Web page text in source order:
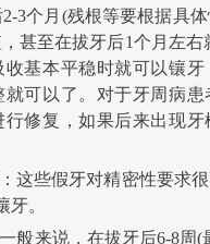
3个月(残根等要根据具
甚至在拔牙后1个月左右
收基本平稳时就可以镶
可以了。对于牙周病患
行修复，如果后来出现
些假牙对精密性要求很
牙。
来说，在拔牙后6-8周(